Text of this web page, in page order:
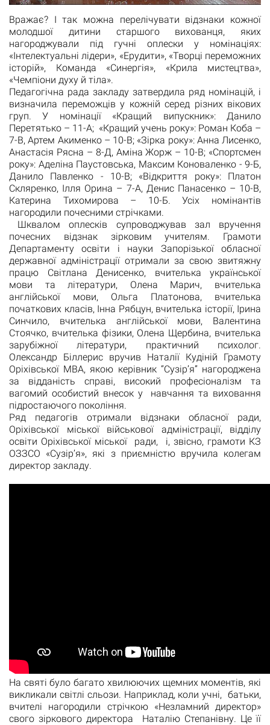
Вражає? І так можна перелічувати відзнаки кожної
молодшої дитини старшого вихованця, яких
нагороджували під гучні оплески у номінаціях:
«Інтелектуальні лідери», «Ерудити», «Творці переможних
історій», Команда «Синергія», «Крила мистецтва»,
«Чемпіони духу й тіла».
Педагогічна рада закладу затвердила ряд номінацій, і
визначила переможців у кожній серед різних вікових
груп. У номінації «Кращий випускник»: Данило
Перетятько – 11-А; «Кращий учень року»: Роман Коба –
7-В, Артем Акименко – 10-В; «Зірка року»: Анна Лисенко,
Анастасія Рясна – 8-Д, Аміна Жорж – 10-В; «Спортсмен
року»: Аделіна Паустовська, Максим Коноваленко - 9-Б,
Данило Павленко - 10-В; «Відкриття року»: Платон
Скляренко, Ілля Орина – 7-А, Денис Панасенко – 10-В,
Катерина Тихомирова – 10-Б. Усіх номінантів
нагородили почесними стрічками.
Шквалом оплесків супроводжував зал вручення
почесних відзнак зірковим учителям. Грамоти
Департаменту освіти і науки Запорізької обласної
державної адміністрації отримали за свою звитяжну
працю Світлана Денисенко, вчителька української
мови та літератури, Олена Марич, вчителька
англійської мови, Ольга Платонова, вчителька
початкових класів, Інна Рябцун, вчителька історії, Ірина
Синчило, вчителька англійської мови, Валентина
Стоячко, вчителька фізики, Олена Щербина, вчителька
зарубіжної літератури, практичний психолог.
Олександр Біллерис вручив Наталії Кудіній Грамоту
Оріхівської МВА, якою керівник “Сузір’я” нагороджена
за відданість справі, високий професіоналізм та
вагомий особистий внесок у навчання та виховання
підростаючого покоління.
Ряд педагогів отримали відзнаки обласної ради,
Оріхівської міської військової адміністрації, відділу
освіти Оріхівської міської ради, і, звісно, грамоти КЗ
ОЗЗСО «Сузір’я», які з приємністю вручила колегам
директор закладу.
На святі було багато хвилюючих щемних моментів, які
викликали світлі сльози. Наприклад, коли учні, батьки,
вчителі нагородили стрічкою «Незламний директор»
свого зіркового директора Наталію Степанівну. Це її